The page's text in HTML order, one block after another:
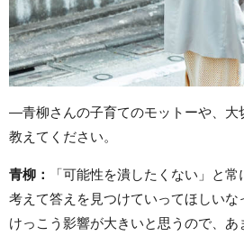
―青柳さんの子育てのモットーや、大
教えてください。
青柳：
「可能性を潰したくない」と
考えて答えを見つけていってほしいな
けっこう影響が大きいと思うので、